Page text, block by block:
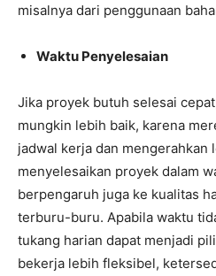
misalnya dari penggunaan
Waktu Penyelesaian
Jika proyek butuh selesai
mungkin lebih baik, karena
jadwal kerja dan mengerahkan
menyelesaikan proyek dalam
berpengaruh juga ke kualitas
terburu-buru. Apabila waktu
tukang harian dapat menjadi
bekerja lebih fleksibel,